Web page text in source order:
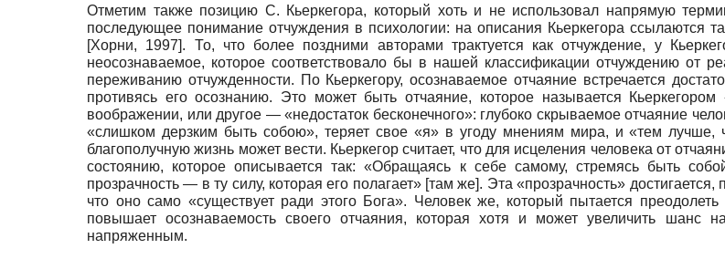
Отметим также позицию С. Кьеркегора, который хоть и не использовал напрямую
последующее понимание отчуждения в психологии: на описания Кьеркегора ссылаются
[Хорни, 1997]. То, что более поздними авторами трактуется как отчуждение, у
неосознаваемое, которое соответствовало бы в нашей классификации отчуждению от
переживанию отчужденности. По Кьеркегору, осознаваемое отчаяние встречается
противясь его осознанию. Это может быть отчаяние, которое называется Кьеркегором
воображении, или другое — «недостаток бесконечного»: глубоко скрываемое отчаяние
«слишком дерзким быть собою», теряет свое «я» в угоду мнениям мира, и «тем
благополучную жизнь может вести. Кьеркегор считает, что для исцеления человека от
состоянию, которое описывается так: «Обращаясь к себе самому, стремясь быть
прозрачность — в ту силу, которая его полагает» [там же]. Эта «прозрачность»
что оно само «существует ради этого Бога». Человек же, который пытается
повышает осознаваемость своего отчаяния, которая хотя и может увеличить шанс
напряженным.